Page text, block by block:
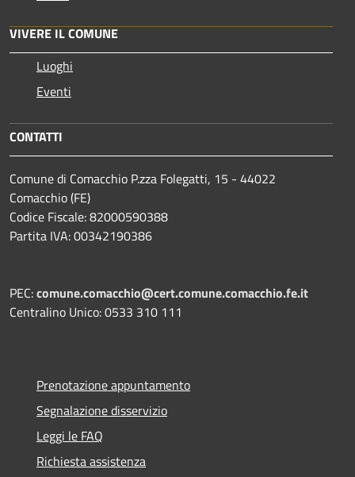
VIVERE IL COMUNE
Luoghi
Eventi
CONTATTI
Comune di Comacchio P.zza Folegatti, 15 - 44022
Comacchio (FE)
Codice Fiscale: 82000590388
Partita IVA: 00342190386
PEC:comune.comacchio@cert.comune.comacchio.fe.it
Centralino Unico: 0533 310 111
Prenotazione appuntamento
Segnalazione disservizio
Leggi le FAQ
Richiesta assistenza